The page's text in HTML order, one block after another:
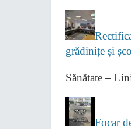
grădinițe și
Sănătate –
Focar